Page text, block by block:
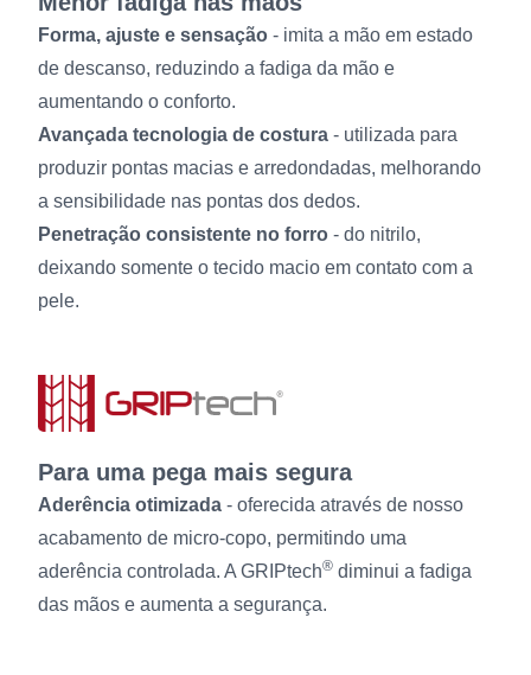
Forma, ajuste e sensação - imita a mão em estado
de descanso, reduzindo a fadiga da mão e
aumentando o conforto.
Avançada tecnologia de costura - utilizada para
produzir pontas macias e arredondadas, melhorando
a sensibilidade nas pontas dos dedos.
Penetração consistente no forro - do nitrilo,
deixando somente o tecido macio em contato com a
pele.
Para uma pega mais segura
Aderência otimizada - oferecida através de nosso
acabamento de micro-copo, permitindo uma
aderência controlada. A GRIPtech® diminui a fadiga
das mãos e aumenta a segurança.